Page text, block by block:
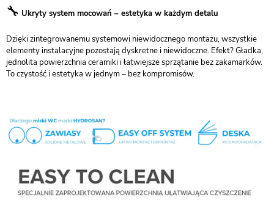
🔧 Ukryty system mocowań – estetyka w każdym detalu
Dzięki zintegrowanemu systemowi niewidocznego montażu, wszystkie
elementy instalacyjne pozostają dyskretne i niewidoczne. Efekt? Gładka,
jednolita powierzchnia ceramiki i łatwiejsze sprzątanie bez zakamarków.
To czystość i estetyka w jednym – bez kompromisów.